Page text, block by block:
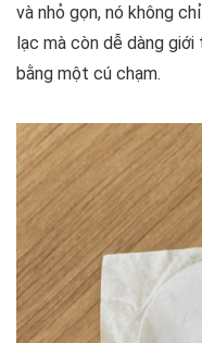
và nhỏ gọn, nó không
lạc mà còn dễ dàng
bằng một cú chạm.